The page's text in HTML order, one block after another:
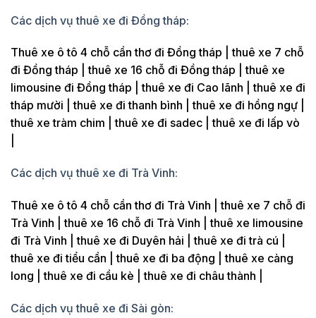
Các dịch vụ thuê xe đi Đồng tháp:
Thuê xe ô tô 4 chỗ cần thơ đi Đồng tháp | thuê xe 7 chỗ
đi Đồng tháp | thuê xe 16 chỗ đi Đồng tháp | thuê xe
limousine đi Đồng tháp | thuê xe đi Cao lãnh | thuê xe đi
tháp mười | thuê xe đi thanh bình | thuê xe đi hồng ngự |
thuê xe tràm chim | thuê xe đi sadec | thuê xe đi lấp vò
Các dịch vụ thuê xe đi Trà Vinh:
Thuê xe ô tô 4 chỗ cần thơ đi Trà Vinh | thuê xe 7 chỗ đi
Trà Vinh | thuê xe 16 chỗ đi Trà Vinh | thuê xe limousine
đi Trà Vinh | thuê xe đi Duyên hải | thuê xe đi trà cú |
thuê xe đi tiểu cần | thuê xe đi ba động | thuê xe càng
long | thuê xe đi cầu kè | thuê xe đi châu thành |
Các dịch vụ thuê xe đi Sài gòn: